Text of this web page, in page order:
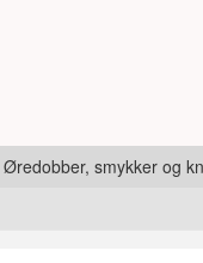
Øredobber, smykker og